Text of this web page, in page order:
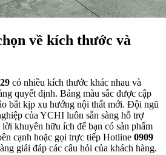
về kích thước và
có nhiều kích thước khác nhau và
quyết định. Bảng màu sắc được cập
bắt kịp xu hướng nội thất mới. Đội ngũ
của YCHI luôn sẵn sàng hỗ trợ
khuyên hữu ích để bạn có sản phẩm
cạnh hoặc gọi trực tiếp Hotline 0909
giải đáp các câu hỏi của khách hàng.